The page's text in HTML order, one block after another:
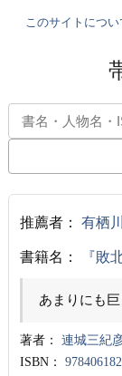
このサイトについ
推薦者： 有栖
書籍名： 『敗
あまりにも
著者：
連城三紀
ISBN：